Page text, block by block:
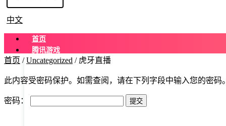
中文
首页
腾讯游戏
首页 /Uncategorized / 虎牙直播
此内容受密码保护。如需查阅，请在下列字段中输入您的密码
密码：